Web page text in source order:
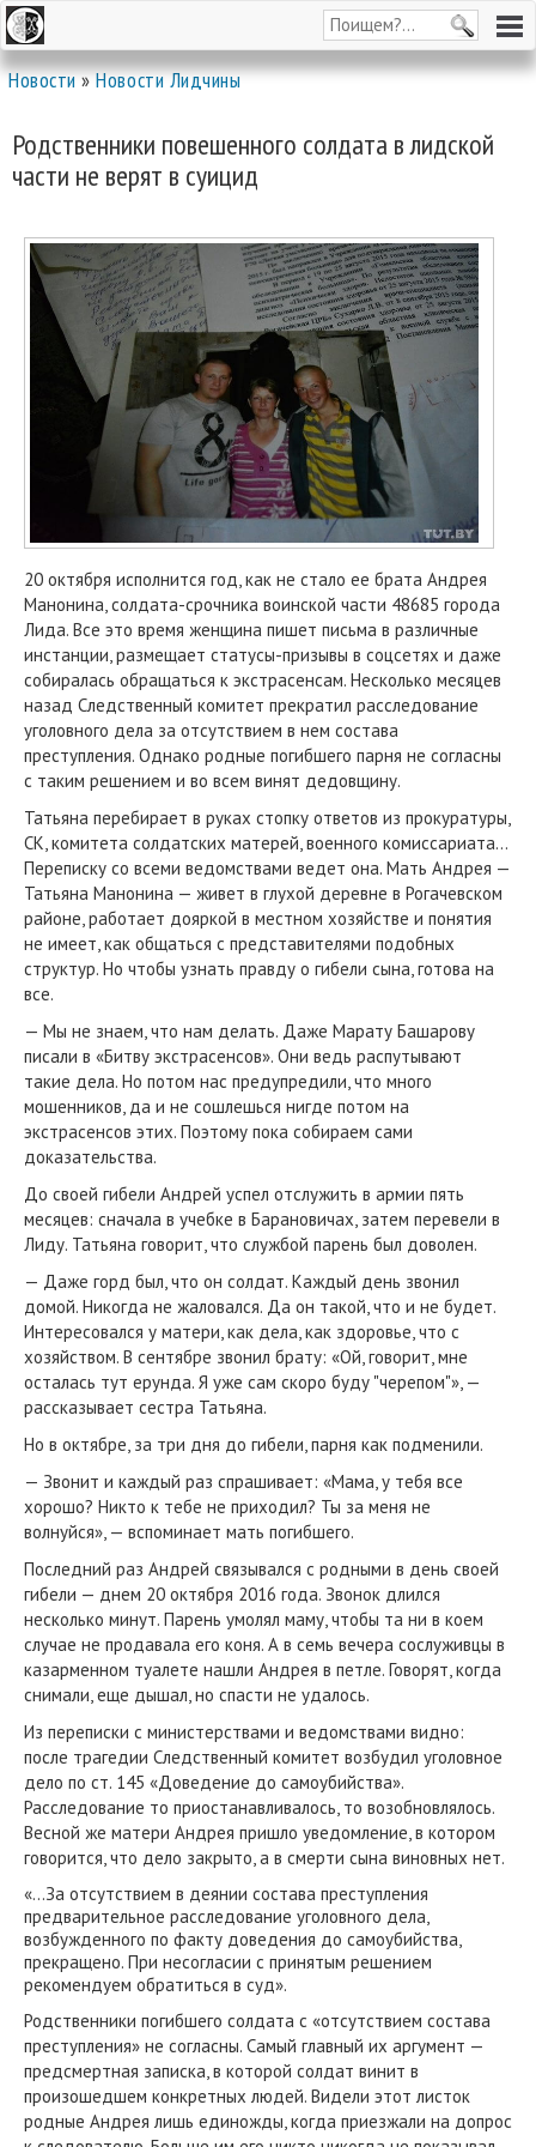
Новости»Новости Лидчины
Родственники повешенного солдата в лидской
части не верят в суицид
20 октября исполнится год, как не стало ее брата Андрея
Манонина, солдата-срочника воинской части 48685 города
Лида. Все это время женщина пишет письма в различные
инстанции, размещает статусы-призывы в соцсетях и даже
собиралась обращаться к экстрасенсам. Несколько месяцев
назад Следственный комитет прекратил расследование
уголовного дела за отсутствием в нем состава
преступления. Однако родные погибшего парня не согласны
с таким решением и во всем винят дедовщину.
Татьяна перебирает в руках стопку ответов из прокуратуры,
СК, комитета солдатских матерей, военного комиссариата…
Переписку со всеми ведомствами ведет она. Мать Андрея —
Татьяна Манонина — живет в глухой деревне в Рогачевском
районе, работает дояркой в местном хозяйстве и понятия
не имеет, как общаться с представителями подобных
структур. Но чтобы узнать правду о гибели сына, готова на
все.
— Мы не знаем, что нам делать. Даже Марату Башарову
писали в «Битву экстрасенсов». Они ведь распутывают
такие дела. Но потом нас предупредили, что много
мошенников, да и не сошлешься нигде потом на
экстрасенсов этих. Поэтому пока собираем сами
доказательства.
До своей гибели Андрей успел отслужить в армии пять
месяцев: сначала в учебке в Барановичах, затем перевели в
Лиду. Татьяна говорит, что службой парень был доволен.
— Даже горд был, что он солдат. Каждый день звонил
домой. Никогда не жаловался. Да он такой, что и не будет.
Интересовался у матери, как дела, как здоровье, что с
хозяйством. В сентябре звонил брату: «Ой, говорит, мне
осталась тут ерунда. Я уже сам скоро буду "черепом"», —
рассказывает сестра Татьяна.
Но в октябре, за три дня до гибели, парня как подменили.
— Звонит и каждый раз спрашивает: «Мама, у тебя все
хорошо? Никто к тебе не приходил? Ты за меня не
волнуйся», — вспоминает мать погибшего.
Последний раз Андрей связывался с родными в день своей
гибели — днем 20 октября 2016 года. Звонок длился
несколько минут. Парень умолял маму, чтобы та ни в коем
случае не продавала его коня. А в семь вечера сослуживцы в
казарменном туалете нашли Андрея в петле. Говорят, когда
снимали, еще дышал, но спасти не удалось.
Из переписки с министерствами и ведомствами видно:
после трагедии Следственный комитет возбудил уголовное
дело по ст. 145 «Доведение до самоубийства».
Расследование то приостанавливалось, то возобновлялось.
Весной же матери Андрея пришло уведомление, в котором
говорится, что дело закрыто, а в смерти сына виновных нет.
«…За отсутствием в деянии состава преступления
предварительное расследование уголовного дела,
возбужденного по факту доведения до самоубийства,
прекращено. При несогласии с принятым решением
рекомендуем обратиться в суд».
Родственники погибшего солдата с «отсутствием состава
преступления» не согласны. Самый главный их аргумент —
предсмертная записка, в которой солдат винит в
произошедшем конкретных людей. Видели этот листок
родные Андрея лишь единожды, когда приезжали на допрос